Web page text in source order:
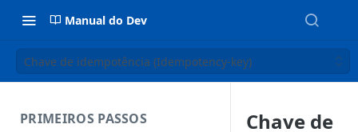
Manual do Dev
Chave de idempotência (Idempotency-key)
PRIMEIROS PASSOS
Chave de